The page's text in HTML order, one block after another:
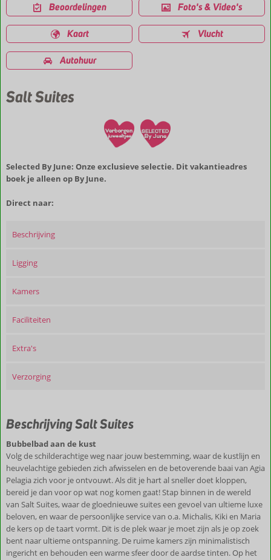
Beoordelingen Foto's & Video's
Kaart Vlucht
Autohuur
Salt Suites
Selected By June: Onze exclusieve selectie. Dit vakantieadres
boek je alleen op By June.
Direct naar:
Beschrijving
Ligging
Kamers
Faciliteiten
Extra's
Verzorging
Beschrijving Salt Suites
Bubbelbad aan de kust
Volg de schilderachtige weg naar jouw bestemming, waar de kustlijn en
heuvelachtige gebieden zich afwisselen en de betoverende baai van Agia
Pelagia zich voor je ontvouwt. Als dit je hart al sneller doet kloppen,
bereid je dan voor op wat nog komen gaat! Stap binnen in de wereld
van Salt Suites, waar de gloednieuwe suites een gevoel van ultieme luxe
beloven, en waar de persoonlijke service van o.a. Michalis, Kiki en Maria
de kers op de taart vormt. Dit is de plek waar je moet zijn als je op zoek
bent naar ultieme ontspanning. De ruime kamers zijn minimalistisch
ingericht en behouden een warme sfeer door de aardse tinten. Op het